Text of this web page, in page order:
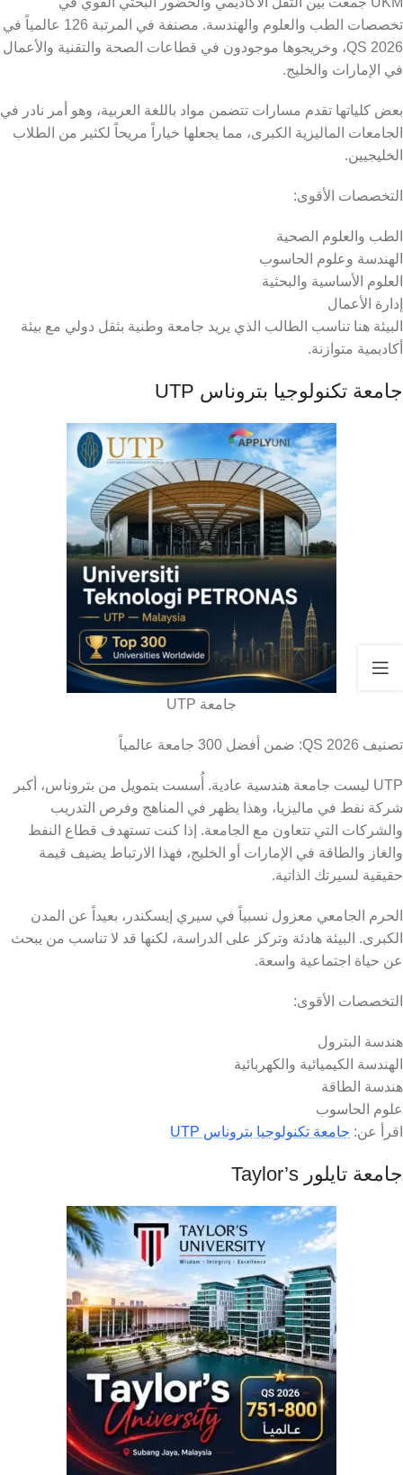
تخصصات الطب والعلوم والهندسة. مصنفة في المرتبة 126 عالمياً في
QS 2026، وخريجوها موجودون في قطاعات الصحة والتقنية والأعمال
في الإمارات والخليج.
بعض كلياتها تقدم مسارات تتضمن مواد باللغة العربية، وهو أمر نادر في
الجامعات الماليزية الكبرى، مما يجعلها خياراً مريحاً لكثير من الطلاب
الخليجيين.
التخصصات الأقوى:
الطب والعلوم الصحية
الهندسة وعلوم الحاسوب
العلوم الأساسية والبحثية
إدارة الأعمال
البيئة هنا تناسب الطالب الذي يريد جامعة وطنية بثقل دولي مع بيئة
أكاديمية متوازنة.
جامعة تكنولوجيا بتروناس UTP
جامعة UTP
تصنيف QS 2026: ضمن أفضل 300 جامعة عالمياً
UTP ليست جامعة هندسية عادية. أُسست بتمويل من بتروناس، أكبر
شركة نفط في ماليزيا، وهذا يظهر في المناهج وفرص التدريب
والشركات التي تتعاون مع الجامعة. إذا كنت تستهدف قطاع النفط
والغاز والطاقة في الإمارات أو الخليج، فهذا الارتباط يضيف قيمة
حقيقية لسيرتك الذاتية.
الحرم الجامعي معزول نسبياً في سيري إيسكندر، بعيداً عن المدن
الكبرى. البيئة هادئة وتركز على الدراسة، لكنها قد لا تناسب من يبحث
عن حياة اجتماعية واسعة.
التخصصات الأقوى:
هندسة البترول
الهندسة الكيميائية والكهربائية
هندسة الطاقة
علوم الحاسوب
اقرأ عن: جامعة تكنولوجيا بتروناس UTP
جامعة تايلور Taylor’s